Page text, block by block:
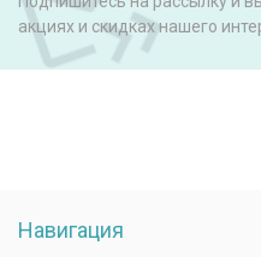
акциях и скидках нашего
Навигация